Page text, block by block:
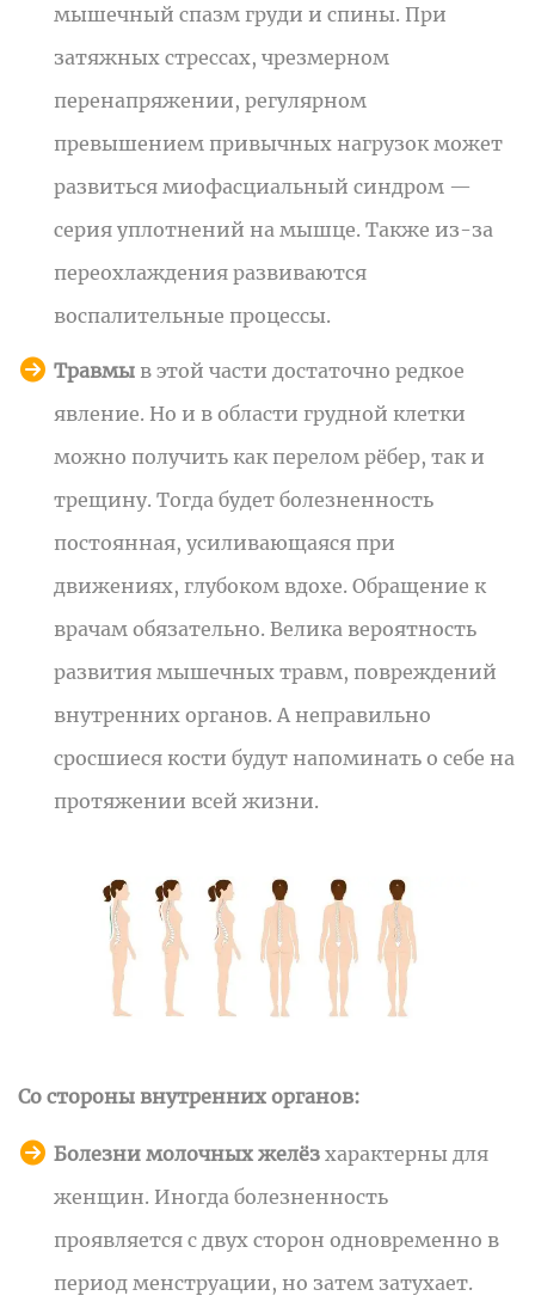
мышечный спазм груди и спины. При
затяжных стрессах, чрезмерном
перенапряжении, регулярном
превышением привычных нагрузок может
развиться миофасциальный синдром —
серия уплотнений на мышце. Также из-за
переохлаждения развиваются
воспалительные процессы.
Травмы в этой части достаточно редкое
явление. Но и в области грудной клетки
можно получить как перелом рёбер, так и
трещину. Тогда будет болезненность
постоянная, усиливающаяся при
движениях, глубоком вдохе. Обращение к
врачам обязательно. Велика вероятность
развития мышечных травм, повреждений
внутренних органов. А неправильно
сросшиеся кости будут напоминать о себе на
протяжении всей жизни.
Со стороны внутренних органов:
Болезни молочных желёз характерны для
женщин. Иногда болезненность
проявляется с двух сторон одновременно в
период менструации, но затем затухает.